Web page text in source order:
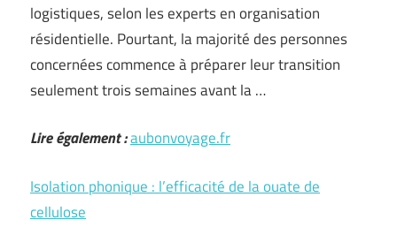
logistiques, selon les experts en organisation
résidentielle. Pourtant, la majorité des personnes
concernées commence à préparer leur transition
seulement trois semaines avant la …
Lire également :aubonvoyage.fr
Isolation phonique : l’efficacité de la ouate de
cellulose